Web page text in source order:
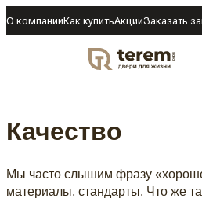
О компанииКак купитьАкцииЗаказать
DOOR
Качество
Мы часто слышим фразу
материалы, стандарты. Что же